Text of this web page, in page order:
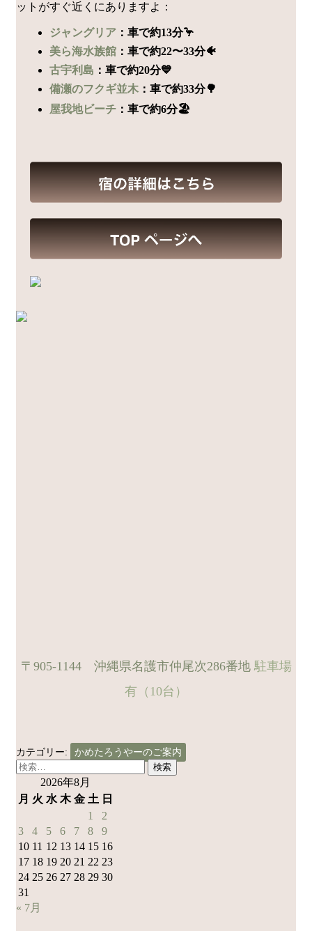
ットがすぐ近くにありますよ：
ジャングリア ：車で約13分🦩
美ら海水族館 ：車で約22〜33分🐠
古宇利島 ：車で約20分💙
備瀬のフクギ並木 ：車で約33分🌳
屋我地ビーチ ：車で約6分🏖️
〒905-1144 沖縄県名護市仲尾次286番地駐車場
有（10台）
カテゴリー: かめたろうやーのご案内
検
2026年8月
月 火 水 木 金 土 日
1
2
3
4 5 6 7 8
9
10 11 12 13 14 15 16
17 18 19 20 21 22 23
24 25 26 27 28 29 30
31
« 7月